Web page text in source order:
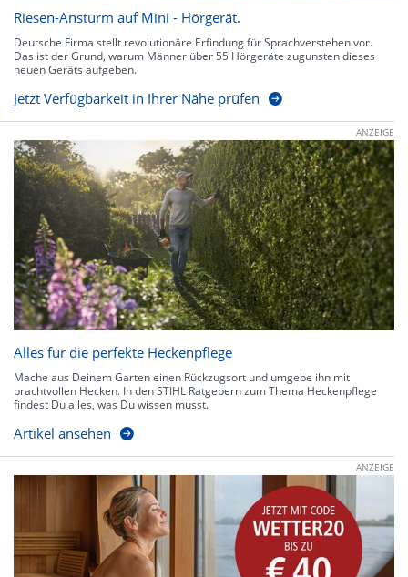
Riesen-Ansturm auf Mini - Hörgerät.
Deutsche Firma stellt revolutionäre Erfindung für Sprachverstehen vor.
Das ist der Grund, warum Männer über 55 Hörgeräte zugunsten dieses
neuen Geräts aufgeben.
Jetzt Verfügbarkeit in Ihrer Nähe prüfen
ANZEIGE
Alles für die perfekte Heckenpflege
Mache aus Deinem Garten einen Rückzugsort und umgebe ihn mit
prachtvollen Hecken. In den STIHL Ratgebern zum Thema Heckenpflege
findest Du alles, was Du wissen musst.
Artikel ansehen
ANZEIGE